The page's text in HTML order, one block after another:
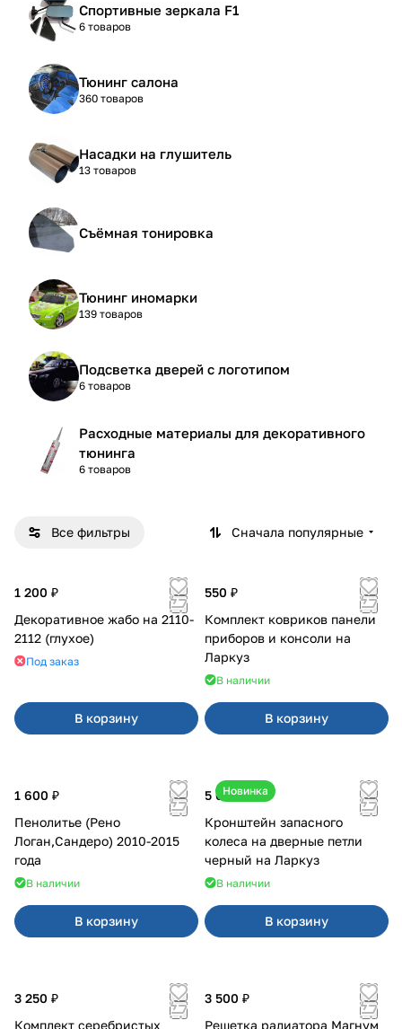
Спортивные зеркала F1
6 товаров
Тюнинг салона
360 товаров
Насадки на глушитель
13 товаров
Съёмная тонировка
Тюнинг иномарки
139 товаров
Подсветка дверей с логотипом
6 товаров
Расходные материалы для декоративного
тюнинга
6 товаров
Все фильтры Сначала популярные
1 200 ₽
Декоративное жабо на 2110-
2112 (глухое)
Под заказ
В корзину
550 ₽
Комплект ковриков панели
приборов и консоли на
Ларкуз
В наличии
В корзину
1 600 ₽
Пенолитье (Рено
Логан,Сандеро) 2010-2015
года
В наличии
В корзину
Новинка
5 050 ₽
Кронштейн запасного
колеса на дверные петли
черный на Ларкуз
В наличии
В корзину
3 250 ₽
Комплект серебристых
3 500 ₽
Решетка радиатора Магнум